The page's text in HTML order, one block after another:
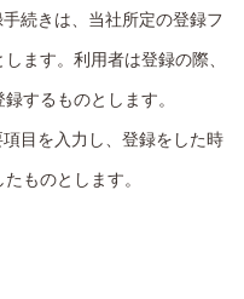
続きは、当社所定の登録フ
ます。利用者は登録の際、
するものとします。
目を入力し、登録をした時
ものとします。